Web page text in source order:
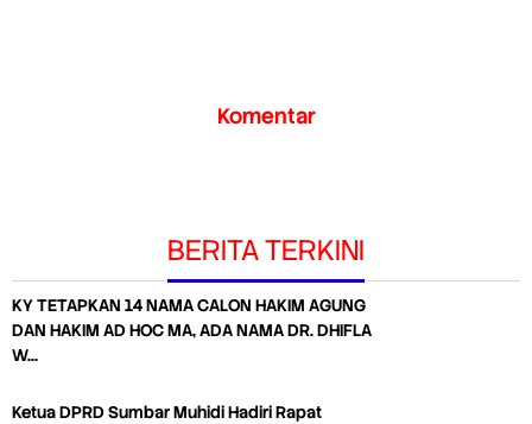
Komentar
BERITA TERKINI
KY TETAPKAN 14 NAMA CALON HAKIM AGUNG
DAN HAKIM AD HOC MA, ADA NAMA DR. DHIFLA
W…
Ketua DPRD Sumbar Muhidi Hadiri Rapat